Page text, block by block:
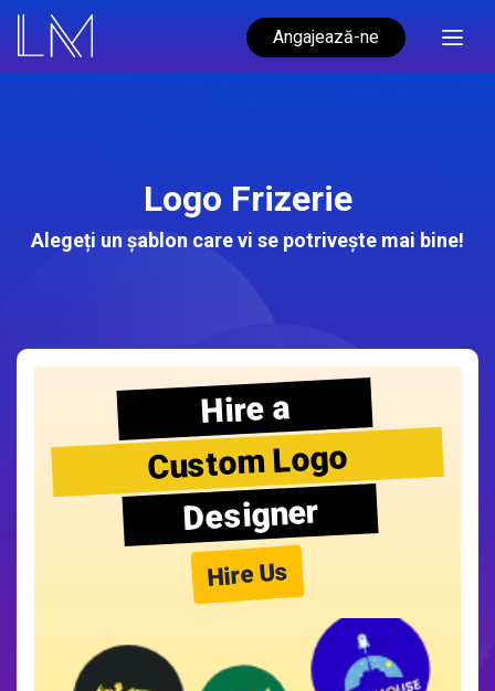
Angajează-ne
Logo Frizerie
Alegeți un șablon care vi se potrivește mai bine!
Hire a
Custom Logo
Designer
Hire Us